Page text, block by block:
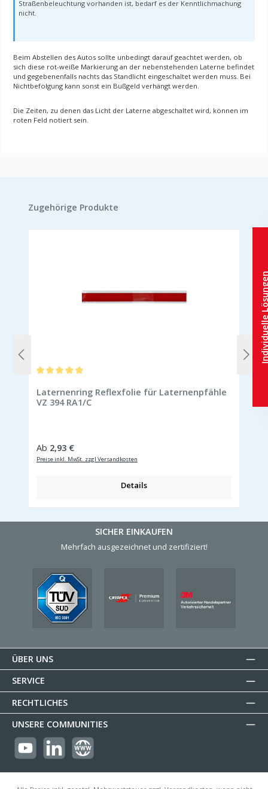
Straßenbeleuchtung vorhanden ist, bedarf es der Kenntlichmachung
nicht.
Beim Abstellen des Autos sollte unbedingt darauf geachtet werden, ob
sich diese rot-weiße Markierung an der nebenstehenden Laterne befindet
und gegebenenfalls nachts das Standlicht eingeschaltet werden muss. Bei
Nichtbefolgung kann sonst ein Bußgeld verhängt werden.
Die Zeiten, zu denen das Licht der Laterne abgeschaltet wird, können im
roten Feld notiert sein.
Produktgalerie überspringen
Zugehörige Produkte
Laternenring Reflexfolie für Laternenpfähle
VZ 394 RA1/C
Regulärer Preis:
Ab 2,93 €
Preise inkl. MwSt. zzgl Versandkosten
Details
SICHER EINKAUFEN
Mehrfach ausgezeichnet und zertifiziert!
ÜBER UNS
SERVICE
RECHTLICHES
UNSERE COMMUNITIES
https://youtube.com/@reflectogmbh2119?si=Oew0U3xn87ZcBMoM
LinkedIn Website